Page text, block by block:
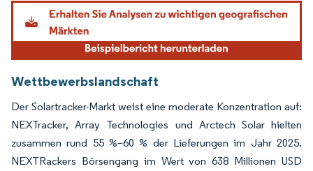
Bild © Mordor Intelligence. Wiederverwendung erfordert Namensnennung gemäß
Wettbewerbslandschaft
Der Solartracker-Markt weist eine moderate Konzentration auf:
NEXTracker, Array Technologies und Arctech Solar hielten
zusammen rund 55 %–60 % der Lieferungen im Jahr 2025.
NEXTRackers Börsengang im Wert von 638 Millionen USD